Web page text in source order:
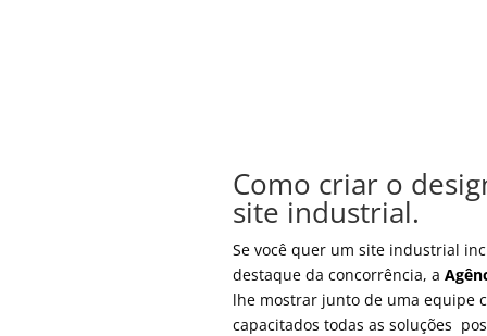
Como criar o
site industrial.
Se você quer um site industrial
destaque da concorrência, a
lhe mostrar junto de uma equipe
capacitados todas as soluções